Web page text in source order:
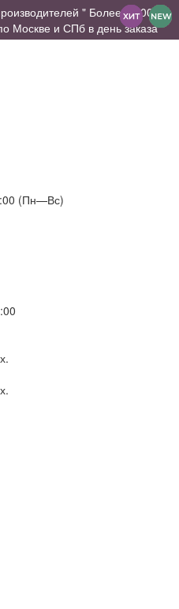
" Более 10 000
Москве и СПб в день заказа "
(Пн—Вс)